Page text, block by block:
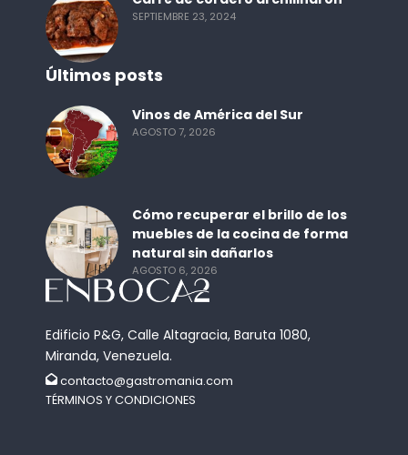
Edificio P&G, Calle Altagracia, Baruta 1080,
Miranda, Venezuela.
contacto@gastromania.com
TÉRMINOS Y CONDICIONES
SEPTIEMBRE 23, 2024
Últimos posts
Vinos de América del Sur
AGOSTO 7, 2026
Cómo recuperar el brillo de los
muebles de la cocina de forma
natural sin dañarlos
AGOSTO 6, 2026